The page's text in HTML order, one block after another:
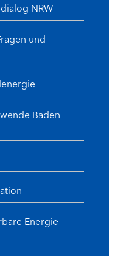
NRW
und
Baden-
Energie